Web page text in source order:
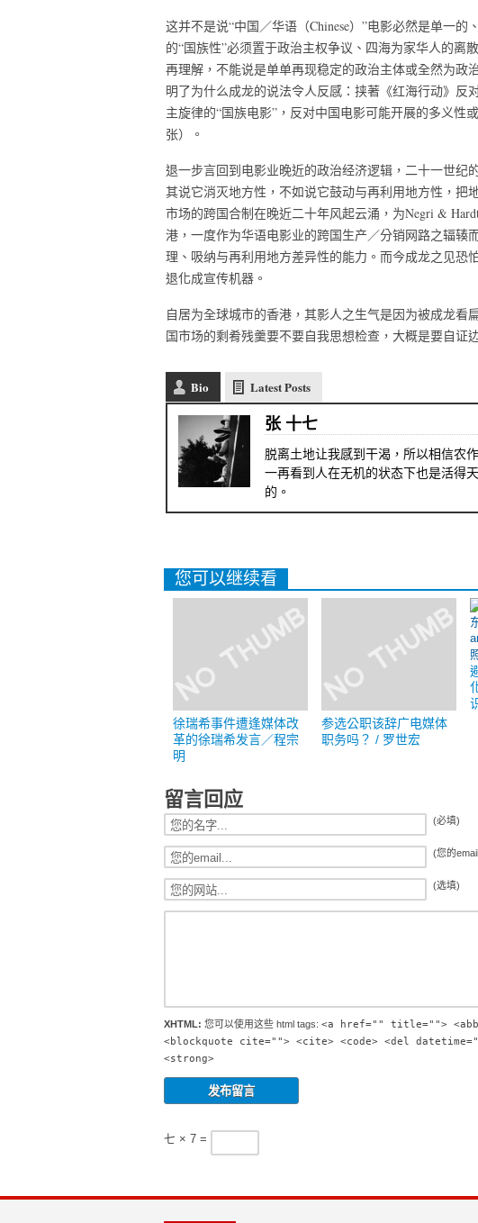
这并不是说“中国／华语（Chinese）”电影必然是单一
的“国族性”必须置于政治主权争议、四海为家华人的离
再理解，不能说是单单再现稳定的政治主体或全然为政
明了为什么成龙的说法令人反感：挟著《红海行动》反
主旋律的“国族电影”，反对中国电影可能开展的多义性
张）。
退一步言回到电影业晚近的政治经济逻辑，二十一世纪
其说它消灭地方性，不如说它鼓动与再利用地方性，把
市场的跨国合制在晚近二十年风起云涌，为Negri &
港，一度作为华语电影业的跨国生产／分销网路之辐辏
理、吸纳与再利用地方差异性的能力。而今成龙之见恐
退化成宣传机器。
自居为全球城市的香港，其影人之生气是因为被成龙看
国市场的剩肴残羹要不要自我思想检查，大概是要自证
Bio Latest Posts
张 十七
脱离土地让我感到干渴，所以相信农
一再看到人在无机的状态下也是活得
的。
您可以继续看
徐瑞希事件遭逢媒体改
革的徐瑞希发言／程宗
明
参选公职该辞广电媒体
职务吗？ / 罗世宏
留言回应
(必填)
(您的
(选填)
XHTML: 您可以使用这些 html tags: <a href="" title="">
<blockquote cite=""> <cite> <code> <del
<strong>
七 × 7 =